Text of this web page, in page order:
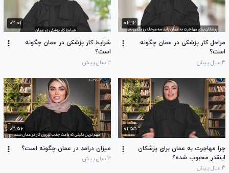
۰۲:۱۲
مراحل کار پزشکی در عمان چگونه
است؟
۳ سال پیش
۰۲:۰۱
شرایط کار پزشکی در عمان چگونه
است؟
۳ سال پیش
۰۱:۵۵
چرا مهاجرت به عمان برای پزشکان
اینقدر محبوب شده؟
۳ سال پیش
۰۲:۵۶
میزان درامد در عمان چگونه است؟
۳ سال پیش